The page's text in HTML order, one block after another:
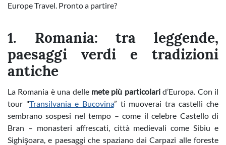
Europe Travel. Pronto a partire?
1. Romania: tra leggende,
paesaggi verdi e tradizioni
antiche
La Romania è una delle mete più particolarid’Europa. Con il
tour "Transilvania e Bucovina” ti muoverai tra castelli che
sembrano sospesi nel tempo – come il celebre Castello di
Bran – monasteri affrescati, città medievali come Sibiu e
Sighişoara, e paesaggi che spaziano dai Carpazi alle foreste